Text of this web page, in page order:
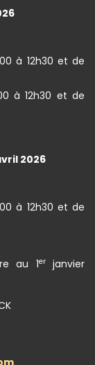
à 12h30 et de
à 12h30 et de
2026
à 12h30 et de
au 1erjanvier